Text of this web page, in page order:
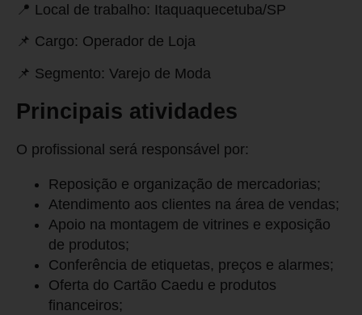
📍 Local de trabalho: Itaquaquecetuba/SP
📌 Cargo: Operador de Loja
📌 Segmento: Varejo de Moda
Principais atividades
O profissional será responsável por:
Reposição e organização de mercadorias;
Atendimento aos clientes na área de vendas;
Apoio na montagem de vitrines e exposição
de produtos;
Conferência de etiquetas, preços e alarmes;
Oferta do Cartão Caedu e produtos
financeiros;